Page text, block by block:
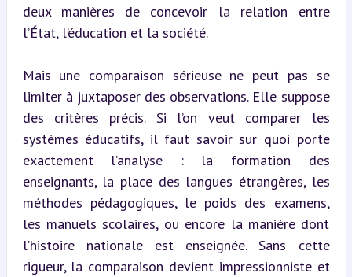
deux manières de concevoir la relation entre
l’État, l’éducation et la société.
Mais une comparaison sérieuse ne peut pas se
limiter à juxtaposer des observations. Elle suppose
des critères précis. Si l’on veut comparer les
systèmes éducatifs, il faut savoir sur quoi porte
exactement l’analyse : la formation des
enseignants, la place des langues étrangères, les
méthodes pédagogiques, le poids des examens,
les manuels scolaires, ou encore la manière dont
l’histoire nationale est enseignée. Sans cette
rigueur, la comparaison devient impressionniste et